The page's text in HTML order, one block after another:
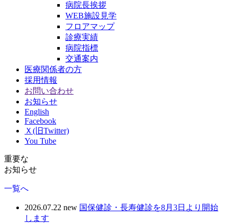
病院長挨拶
WEB施設見学
フロアマップ
診療実績
病院指標
交通案内
医療関係者の方
採用情報
お問い合わせ
お知らせ
English
Facebook
Ｘ(旧Twitter)
You Tube
重要な
お知らせ
一覧へ
2026.07.22 new 国保健診・長寿健診を8月3日より開始
します